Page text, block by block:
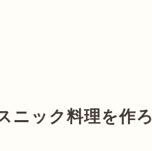
ニック料理を作ろ